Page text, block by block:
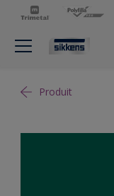
Produit